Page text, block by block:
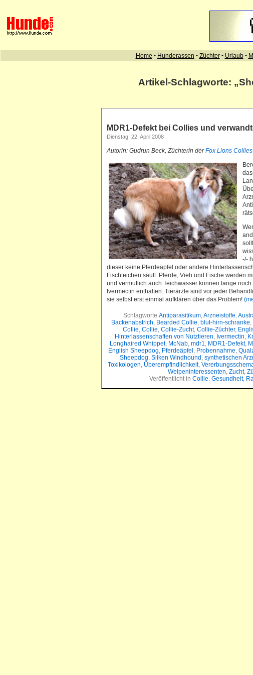
Artikel-Schlagworte:
MDR1-Defekt bei Collies und
Dienstag, 22. April 2008
Autorin: Gudrun Beck, Züchterin derFox Lions Collies
-/-
dieser keine Pferdeäpfel oder andere
Fischteichen säuft. Pferde, Vieh und Fische werden
und vermutlich auch Teichwasser können lange
Ivermectin enthalten. Tierärzte sind vor jeder
sie selbst erst einmal aufklären über das Problem!
Schlagworte:Antiparasitikum,Arzneistoffe,
Backenabstrich, Bearded Collie, blut-hirn-schranke,
Collie, Collie, Collie-Zucht, Collie-Züchter,
Hinterlassenschaften von Nutztieren, Ivermectin,
Longhaired Whippet, McNab, mdr1, MDR1-Defekt,
English Sheepdog, Pferdeäpfel , Probennahme,
Sheepdog, Silken Windhound , synthetischen
Toxikologen, Überempfindlichkeit,
Welpeninteressenten, Zucht,
Veröffentlicht in Collie, Gesundheit,